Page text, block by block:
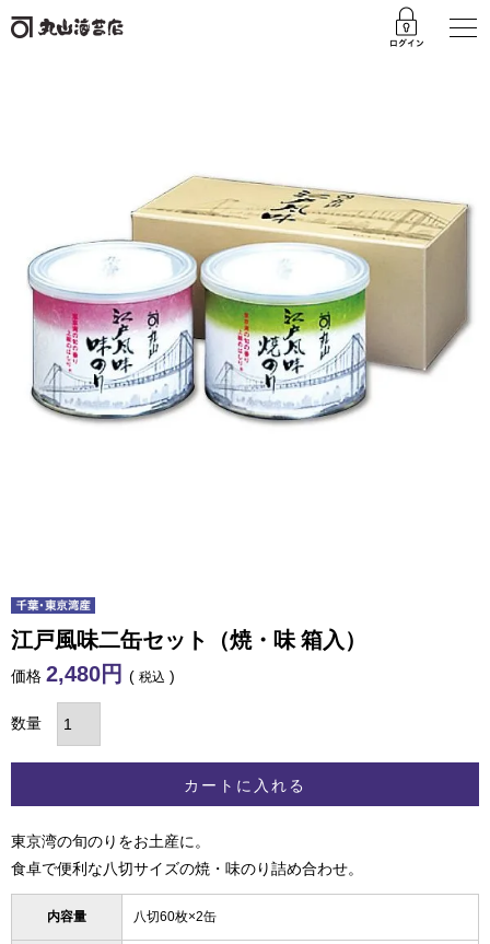
江戸風味二缶セット（焼・味 箱入）
価格 2,480 税込
カートに入れる
東京湾の旬のりをお土産に。
食卓で便利な八切サイズの焼・味のり詰め合わせ。
内容量 八切60枚×2缶